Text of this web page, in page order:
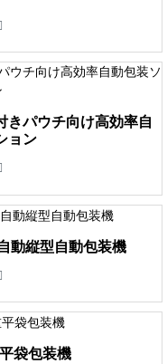
パウチ向け高効率自
ョン
動縦型自動包装機
袋包装機